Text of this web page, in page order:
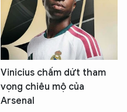
Vinicius chấm dứt tham
vọng chiêu mộ của
Arsenal